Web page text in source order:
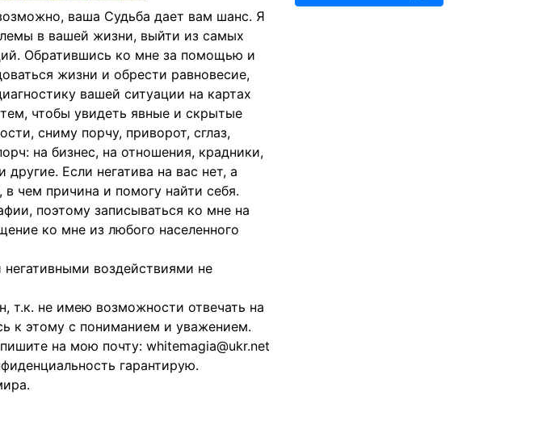
ваша Судьба дает вам шанс. Я
в вашей жизни, выйти из самых
Обратившись ко мне за помощью и
жизни и обрести равновесие,
вашей ситуации на картах
чтобы увидеть явные и скрытые
сниму порчу, приворот, сглаз,
на бизнес, на отношения, крадники,
Если негатива на вас нет, а
чем причина и помогу найти себя.
поэтому записываться ко мне на
ко мне из любого населенного
воздействиями не
т.к. не имею возможности отвечать на
к этому с пониманием и уважением.
на мою почту: whitemagia@ukr.net
гарантирую.